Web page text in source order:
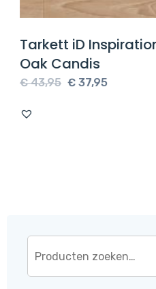
Tarkett iD
Oak Candis
43,95 Oorspronkelijke
€ 37,95Huidige